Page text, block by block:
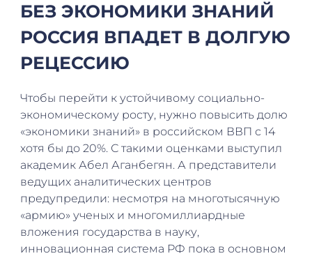
БЕЗ ЭКОНОМИКИ ЗНАНИЙ
РОССИЯ ВПАДЕТ В ДОЛГУЮ
РЕЦЕССИЮ
Чтобы перейти к устойчивому социально-
экономическому росту, нужно повысить долю
«экономики знаний» в российском ВВП с 14
хотя бы до 20%. С такими оценками выступил
академик Абел Аганбегян. А представители
ведущих аналитических центров
предупредили: несмотря на многотысячную
«армию» ученых и многомиллиардные
вложения государства в науку,
инновационная система РФ пока в основном